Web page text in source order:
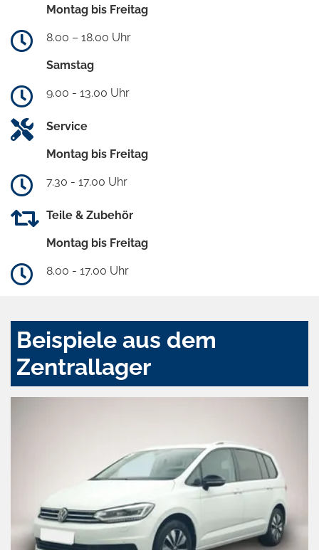
Montag bis Freitag
8.00 – 18.00 Uhr
Samstag
9.00 - 13.00 Uhr
Service
Montag bis Freitag
7.30 - 17.00 Uhr
Teile & Zubehör
Montag bis Freitag
8.00 - 17.00 Uhr
Beispiele aus dem
Zentrallager